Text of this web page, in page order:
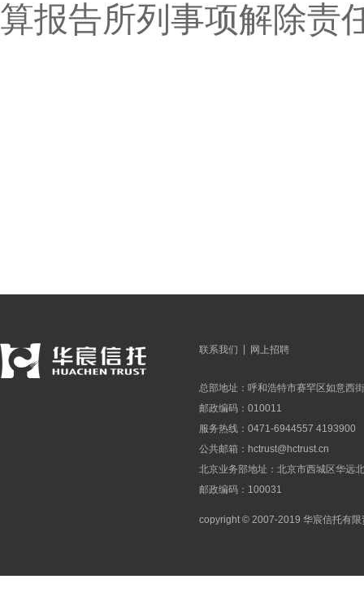
算报告所列事项解除责
联系我们 网上招聘
总部地址：呼和浩特市赛罕区如意西
邮政编码：010011
服务热线：0471-6944557 4193900
公共邮箱： hctrust@hctrust.cn
北京业务部地址：北京市西城区华远
邮政编码：100031
copyright © 2007-2019 华宸信托有